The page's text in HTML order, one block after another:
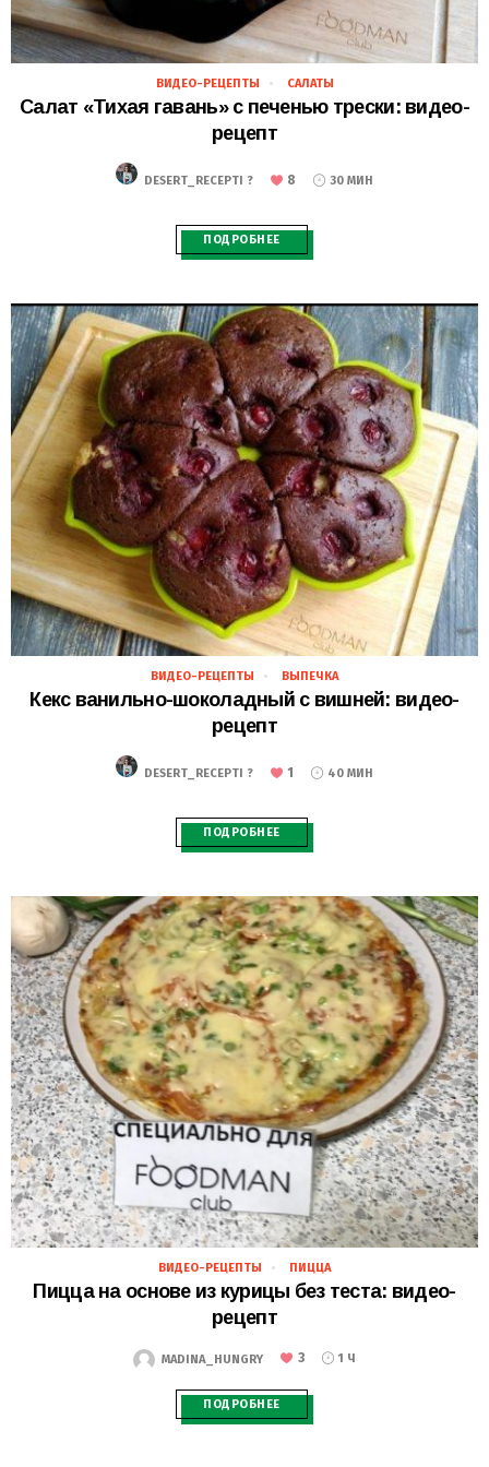
19.11.2018
ВИДЕО-РЕЦЕПТЫ САЛАТЫ
Салат «Тихая гавань» с печенью трески: видео-
рецепт
DESERT_RECEPTI ? 8 30 МИН
ПОДРОБНЕЕ
18.11.2018
ВИДЕО-РЕЦЕПТЫ ВЫПЕЧКА
Кекс ванильно-шоколадный с вишней: видео-
рецепт
DESERT_RECEPTI ? 1 40 МИН
ПОДРОБНЕЕ
18.11.2018
ВИДЕО-РЕЦЕПТЫ ПИЦЦА
Пицца на основе из курицы без теста: видео-
рецепт
MADINA_HUNGRY 3 1 Ч
ПОДРОБНЕЕ